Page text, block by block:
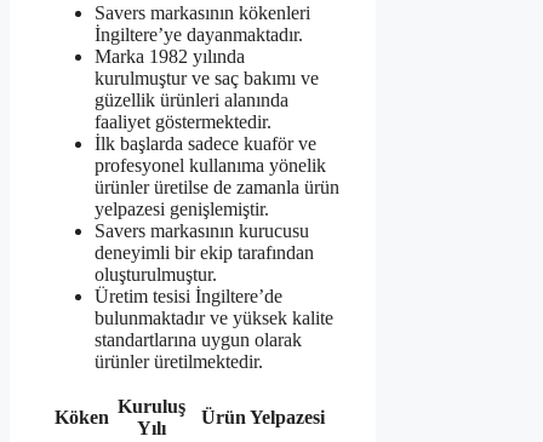
Savers markasının kökenleri
İngiltere’ye dayanmaktadır.
Marka 1982 yılında
kurulmuştur ve saç bakımı ve
güzellik ürünleri alanında
faaliyet göstermektedir.
İlk başlarda sadece kuaför ve
profesyonel kullanıma yönelik
ürünler üretilse de zamanla ürün
yelpazesi genişlemiştir.
Savers markasının kurucusu
deneyimli bir ekip tarafından
oluşturulmuştur.
Üretim tesisi İngiltere’de
bulunmaktadır ve yüksek kalite
standartlarına uygun olarak
ürünler üretilmektedir.
Köken
Kuruluş
Yılı
Ürün Yelpazesi